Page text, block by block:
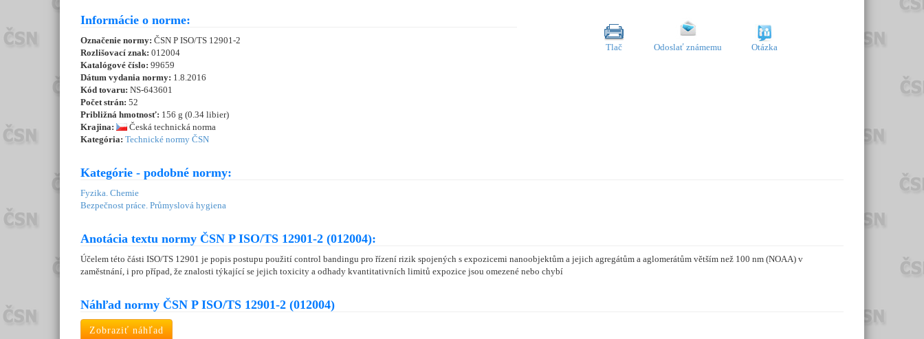
Informácie o norme:
Označenie normy: ČSN P ISO/TS 12901-2
Rozlišovací znak: 012004
Katalógové číslo: 99659
Dátum vydania normy: 1.8.2016
Kód tovaru: NS-643601
Počet strán: 52
Približná hmotnosť: 156 g (0.34 libier)
Krajina:
Česká technická norma
Kategória: Technické normy ČSN
Tlač Odoslať známemu Otázka
Kategórie - podobné normy:
Fyzika. Chemie
Bezpečnost práce. Průmyslová hygiena
Anotácia textu normy ČSN P ISO/TS 12901-2 (012004):
Účelem této části ISO/TS 12901 je popis postupu použití control bandingu pro řízení rizik spojených s expozicemi nanoobjektům a jejich agregátům a aglomerátům větším než 100 nm (NOAA) v
zaměstnání, i pro případ, že znalosti týkající se jejich toxicity a odhady kvantitativních limitů expozice jsou omezené nebo chybí
Náhľad normy ČSN P ISO/TS 12901-2 (012004)
Zobraziť náhľad